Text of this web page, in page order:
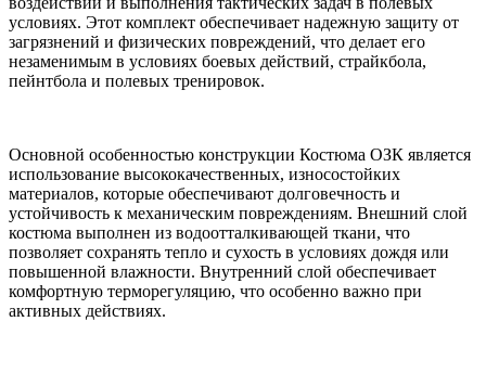
условиях. Этот комплект обеспечивает надежную защиту от
загрязнений и физических повреждений, что делает его
незаменимым в условиях боевых действий, страйкбола,
пейнтбола и полевых тренировок.
Основной особенностью конструкции Костюма ОЗК является
использование высококачественных, износостойких
материалов, которые обеспечивают долговечность и
устойчивость к механическим повреждениям. Внешний слой
костюма выполнен из водоотталкивающей ткани, что
позволяет сохранять тепло и сухость в условиях дождя или
повышенной влажности. Внутренний слой обеспечивает
комфортную терморегуляцию, что особенно важно при
активных действиях.